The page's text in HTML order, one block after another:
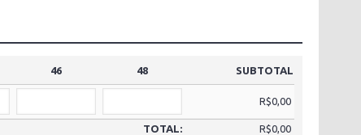
46 48 SUBTOTAL
R$0,00
TOTAL: R$0,00